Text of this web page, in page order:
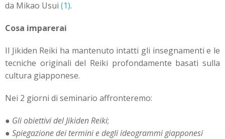
da Mikao Usui (1).
Cosa imparerai
Il Jikiden Reiki ha mantenuto intatti gli insegnamenti e le
tecniche originali del Reiki profondamente basati sulla
cultura giapponese.
Nei 2 giorni di seminario affronteremo:
● Gli obiettivi del Jikiden Reiki;
● Spiegazione dei termini e degli ideogrammi giapponesi